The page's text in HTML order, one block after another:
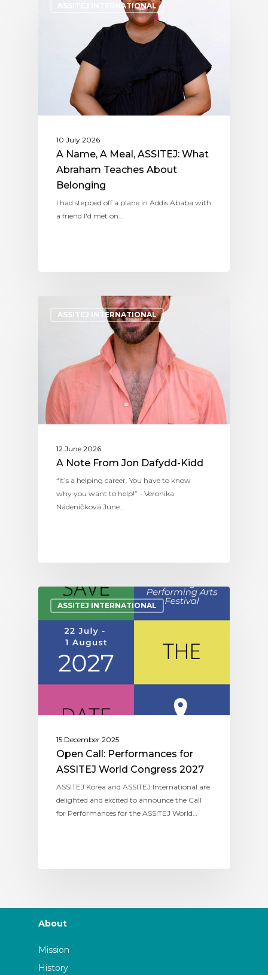
ASSITEJ INTERNATIONAL
10 July 2026
A Name, A Meal, ASSITEJ: What
Abraham Teaches About
Belonging
I had stepped off a plane in Addis Ababa with
a friend I'd met on…
ASSITEJ INTERNATIONAL
12 June 2026
A Note From Jon Dafydd-Kidd
“It’s a helping career. You have to know
why you want to help!” - Veronika
Nádeníčková June…
ASSITEJ INTERNATIONAL
15 December 2025
Open Call: Performances for
ASSITEJ World Congress 2027
ASSITEJ Korea and ASSITEJ International are
delighted and excited to announce the Call
for Performances for the ASSITEJ World…
About
Mission
History